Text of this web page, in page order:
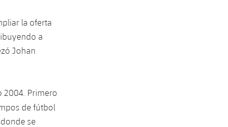
la oferta
a
Johan
2004. Primero
de fútbol
se